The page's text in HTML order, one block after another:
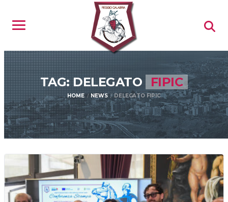
TAG: DELEGATO FIPIC
HOME NEWS DELEGATO FIPIC